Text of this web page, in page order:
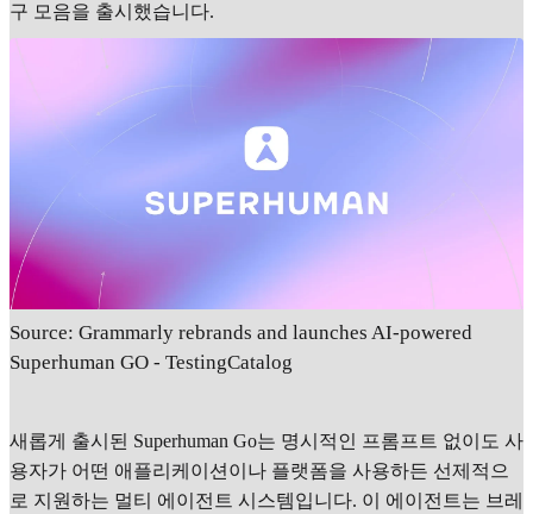
구 모음을 출시했습니다.
Source: Grammarly rebrands and launches AI-powered
Superhuman GO - TestingCatalog
새롭게 출시된 Superhuman Go는 명시적인 프롬프트 없이도 사
용자가 어떤 애플리케이션이나 플랫폼을 사용하든 선제적으
로 지원하는 멀티 에이전트 시스템입니다. 이 에이전트는 브레